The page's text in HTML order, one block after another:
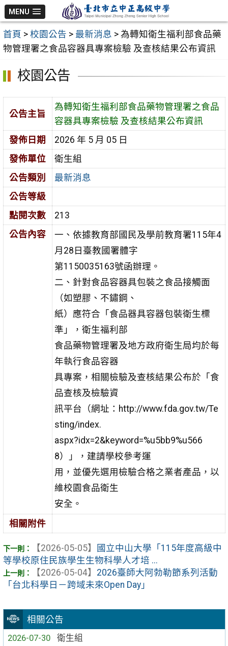
跳
至
主
要
MENU
首頁 > 校園公告 > 最新消息 > 為轉知衛生福利部食品藥
物管理署之食品容器具專案檢驗 及查核結果公布資訊
相關公告
2026-07-30
衛生組
校園公告
公告主旨
為轉知衛生福利部食品藥物管理署之食品
容器具專案檢驗 及查核結果公布資訊
發佈日期
2026 年 5 月 05 日
發佈單位
衛生組
公告類別
最新消息
公告等級
點閱次數
213
公告內容
一、依據教育部國民及學前教育署115年4
月28日臺教國署體字
第1150035163號函辦理。
二、針對食品容器具包裝之食品接觸面
（如塑膠、不鏽鋼、
紙）應符合「食品器具容器包裝衛生標
準」，衛生福利部
食品藥物管理署及地方政府衛生局均於每
年執行食品容器
具專案，相關檢驗及查核結果公布於「食
品查核及檢驗資
訊平台（網址：http://www.fda.gov.tw/Te
sting/index.
aspx?idx=2&keyword=%u5bb9%u566
8）」，建請學校參考運
用，並優先選用檢驗合格之業者產品，以
維校園食品衛生
安全。
相關附件
【2026-05-05】
國立中山大學「115年度高級中
等學校原住民族學生生物科學人才培 ...
【2026-05-04】 2026臺師大阿勃勒節系列活動
「台北科學日－跨域未來Open Day」